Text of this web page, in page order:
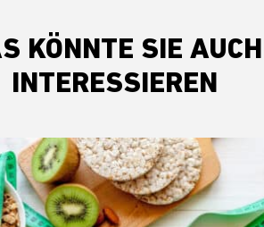
KÖNNTE SIE AUCH
INTERESSIEREN